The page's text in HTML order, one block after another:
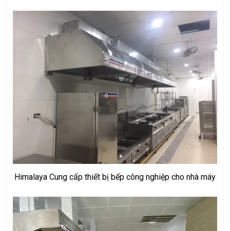
Himalaya Cung cấp thiết bị bếp công nghiệp cho nhà máy